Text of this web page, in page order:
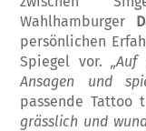
Wahlhamburger
persönlichen
Spiegel vor.
Ansagen und
passende Tattoo
grässlich und